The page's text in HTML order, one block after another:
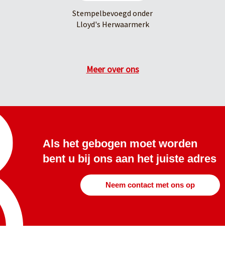
Stempelbevoegd onder
Lloyd's Herwaarmerk
Meer over ons
Als het gebogen moet worden
bent u bij ons aan het juiste adres
Neem contact met ons op